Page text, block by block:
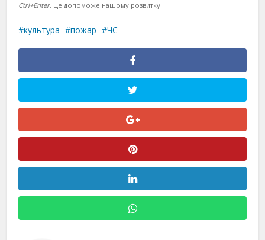
Ctrl+Enter. Це допоможе нашому розвитку!
культура пожар ЧС